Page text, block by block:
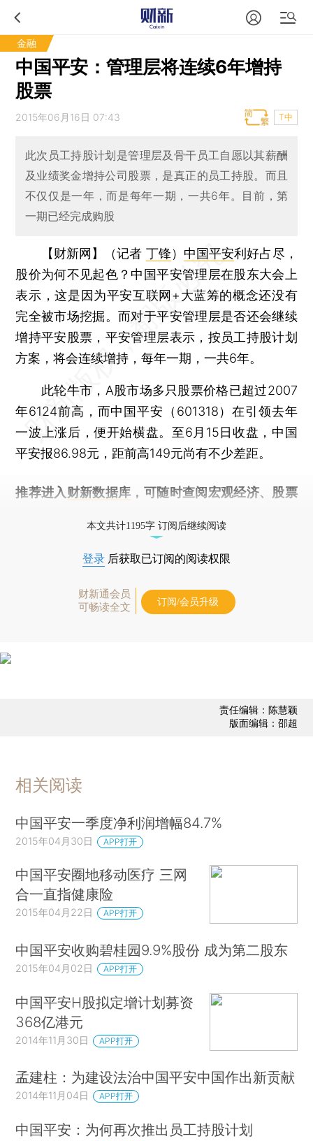
金融
中国平安：管理层将连续6年增持
股票
2015年06月16日 07:43 T中
此次员工持股计划是管理层及骨干员工自愿以其薪酬
及业绩奖金增持公司股票，是真正的员工持股。而且
不仅仅是一年，而是每年一期，一共6年。目前，第
一期已经完成购股
【财新网】（记者 丁锋） 中国平安利好占尽，
股价为何不见起色？中国平安管理层在股东大会上
表示，这是因为平安互联网+大蓝筹的概念还没有
完全被市场挖掘。而对于平安管理层是否还会继续
增持平安股票，平安管理层表示，按员工持股计划
方案，将会连续增持，每年一期，一共6年。
此轮牛市，A股市场多只股票价格已超过2007
年6124前高，而中国平安（601318）在引领去年
一波上涨后，便开始横盘。至6月15日收盘，中国
平安报86.98元，距前高149元尚有不少差距。
推荐进入 财新数据库 ，可随时查阅宏观经济、股票
本文共计1195字 订阅后继续阅读
登录 后获取已订阅的阅读权限
财新通会员
可畅读全文
订阅/会员升级
责任编辑：陈慧颖
版面编辑：邵超
相关阅读
中国平安一季度净利润增幅84.7%
2015年04月30日 APP打开
中国平安圈地移动医疗 三网
合一直指健康险
2015年04月22日 APP打开
中国平安收购碧桂园9.9%股份 成为第二股东
2015年04月02日 APP打开
中国平安H股拟定增计划募资
368亿港元
2014年11月30日 APP打开
孟建柱：为建设法治中国平安中国作出新贡献
2014年11月04日 APP打开
中国平安：为何再次推出员工持股计划